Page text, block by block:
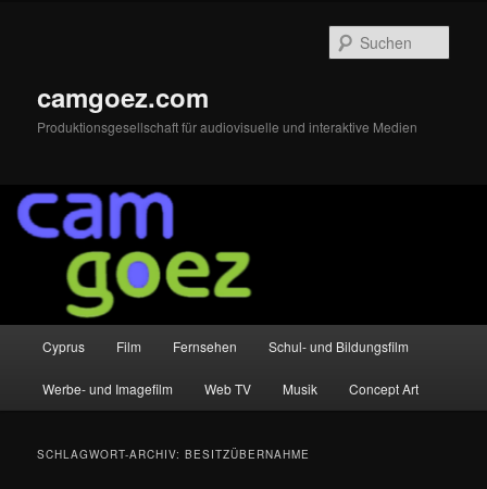
camgoez.com
Produktionsgesellschaft für audiovisuelle und interaktive Medien
Cyprus Film Fernsehen Schul- und Bildungsfilm
Werbe- und Imagefilm Web TV Musik Concept Art
SCHLAGWORT-ARCHIV:BESITZÜBERNAHME